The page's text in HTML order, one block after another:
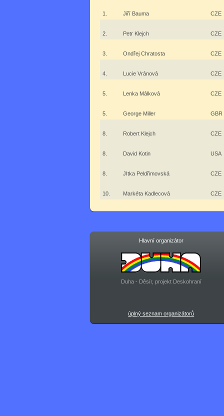
1. Jiří Bauma CZE
2. Petr Klejch CZE
3. Ondřej Chratosta CZE
4. Lucie Vránová CZE
5. Lenka Málková CZE
5. George Miller GBR
8. Robert Klejch CZE
8. David Kotin USA
8. JItka Peldřimovská CZE
10. Markéta Kadlecová CZE
Hlavní organizátor
Duha - Děsír, projekt Deskohraní
úplný seznam organizátorů